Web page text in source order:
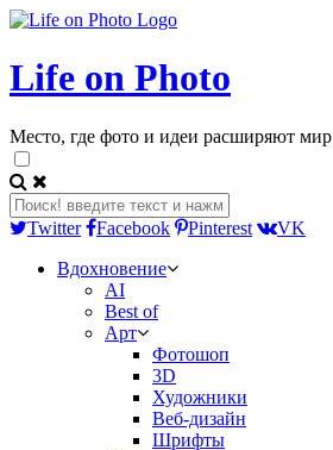
Life on Photo
Место, где фото и идеи расширяют мир
Twitter Facebook Pinterest
VK
Вдохновение
AI
Best of
Арт
Фотошоп
3D
Художники
Веб-дизайн
Шрифты